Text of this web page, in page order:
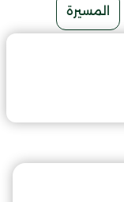
المسيرة